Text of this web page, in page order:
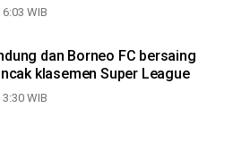
WIB
dan Borneo FC bersaing
klasemen Super League
WIB